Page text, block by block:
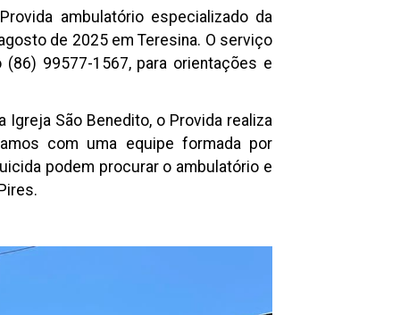
ambulatório especializado da
de 2025 em Teresina. O serviço
99577-1567, para orientações e
Igreja São Benedito, o Provida realiza
com uma equipe formada por
podem procurar o ambulatório e